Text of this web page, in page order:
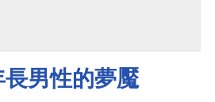
男性的夢魘